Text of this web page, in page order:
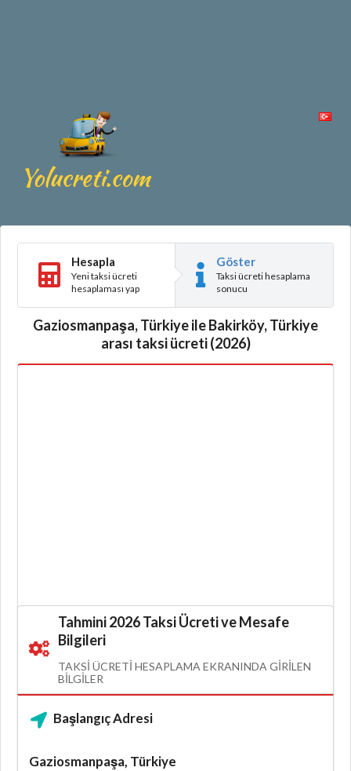
Hesapla
Yeni taksi ücreti
hesaplaması yap
Göster
Taksi ücreti hesaplama
sonucu
Gaziosmanpaşa, Türkiye ile Bakirköy, Türkiye
arası taksi ücreti (2026)
Tahmini 2026 Taksi Ücreti ve Mesafe
Bilgileri
TAKSI ÜCRETI HESAPLAMA EKRANINDA GIRILEN
BILGILER
Başlangıç Adresi
Gaziosmanpaşa, Türkiye